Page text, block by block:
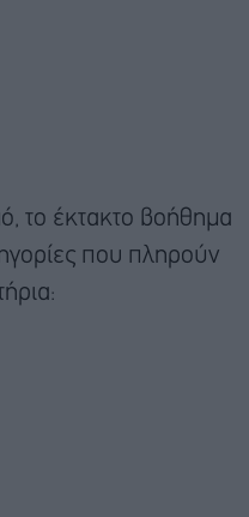
το έκτακτο βοήθημα
που πληρούν